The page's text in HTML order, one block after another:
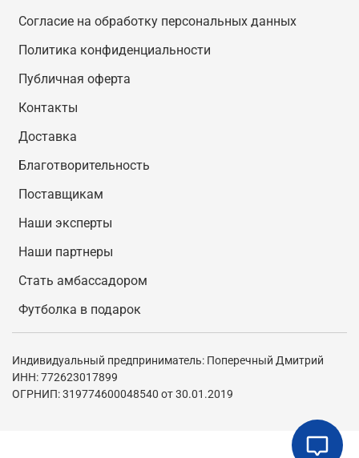
Согласие на обработку персональных данных
Политика конфиденциальности
Публичная оферта
Контакты
Доставка
Благотворительность
Поставщикам
Наши эксперты
Наши партнеры
Стать амбассадором
Футболка в подарок
Индивидуальный предприниматель: Поперечный Дмитрий
ИНН: 772623017899
ОГРНИП: 319774600048540 от 30.01.2019